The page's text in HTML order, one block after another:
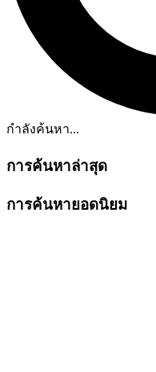
กำลังค้นหา...
การค้นหาล่าสุด
การค้นหายอดนิยม